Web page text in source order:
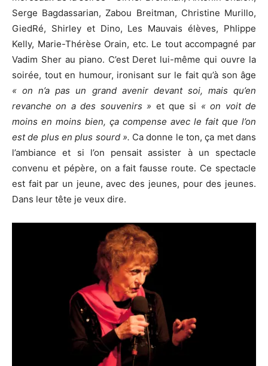
Serge Bagdassarian, Zabou Breitman, Christine Murillo,
GiedRé, Shirley et Dino, Les Mauvais élèves, Phlippe
Kelly, Marie-Thérèse Orain, etc. Le tout accompagné par
Vadim Sher au piano. C’est Deret lui-même qui ouvre la
soirée, tout en humour, ironisant sur le fait qu’à son âge
« on n’a pas un grand avenir devant soi, mais qu’en
revanche on a des souvenirs » et que si « on voit de
moins en moins bien, ça compense avec le fait que l’on
est de plus en plus sourd ». Ca donne le ton, ça met dans
l’ambiance et si l’on pensait assister à un spectacle
convenu et pépère, on a fait fausse route. Ce spectacle
est fait par un jeune, avec des jeunes, pour des jeunes.
Dans leur tête je veux dire.